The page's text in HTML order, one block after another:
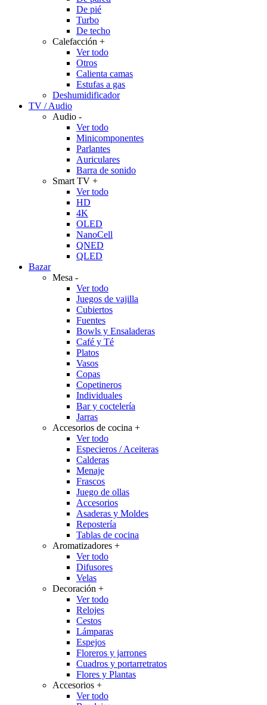
De pié
Turbo
De techo
Calefacción +
Ver todo
Otros
Calienta camas
Estufas a gas
Deshumidificador
TV / Audio
Audio -
Ver todo
Minicomponentes
Parlantes
Auriculares
Barra de sonido
Smart TV +
Ver todo
HD
4K
OLED
NanoCell
QNED
QLED
Bazar
Mesa -
Ver todo
Juegos de vajilla
Cubiertos
Fuentes
Bowls y Ensaladeras
Café y Té
Platos
Vasos
Copas
Copetineros
Individuales
Bar y coctelería
Jarras
Accesorios de cocina +
Ver todo
Especieros / Aceiteras
Calderas
Menaje
Frascos
Juego de ollas
Accesorios
Asaderas y Moldes
Repostería
Tablas de cocina
Aromatizadores +
Ver todo
Difusores
Velas
Decoración +
Ver todo
Relojes
Cestos
Lámparas
Espejos
Floreros y jarrones
Cuadros y portarretratos
Flores y Plantas
Accesorios +
Ver todo